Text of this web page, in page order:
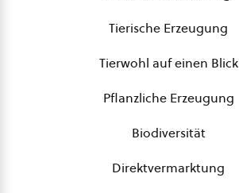
Tierische Erzeugung
Tierwohl auf einen Blick
Pflanzliche Erzeugung
Biodiversität
Direktvermarktung